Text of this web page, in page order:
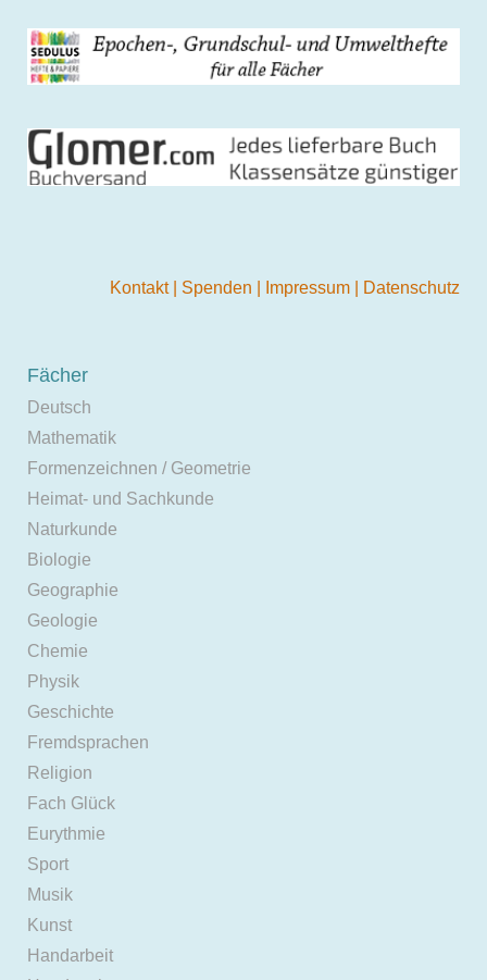
Kontakt Spenden Impressum Datenschutz
Fächer
Deutsch
Mathematik
Formenzeichnen / Geometrie
Heimat- und Sachkunde
Naturkunde
Biologie
Geographie
Geologie
Chemie
Physik
Geschichte
Fremdsprachen
Religion
Fach Glück
Eurythmie
Sport
Musik
Kunst
Handarbeit